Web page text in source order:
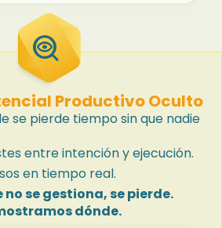
Productivo Oculto
mystery
se pierde tiempo sin que nadie
entre intención y ejecución.
en tiempo real.
no se gestiona, se pierde.
dónde.